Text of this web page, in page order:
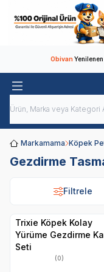
Obivan
Markamama Köpek
Gezdirme
Filtrele
Filtrele
Trixie Köpek Kolay
Yürüme Gezdirme
Seti
(0)